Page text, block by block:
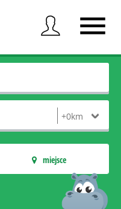
miejsce